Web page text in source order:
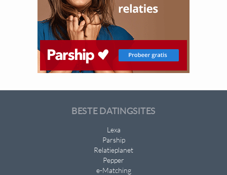
BESTE DATINGSITES
Lexa
Parship
Relatieplanet
Pepper
e-Matching